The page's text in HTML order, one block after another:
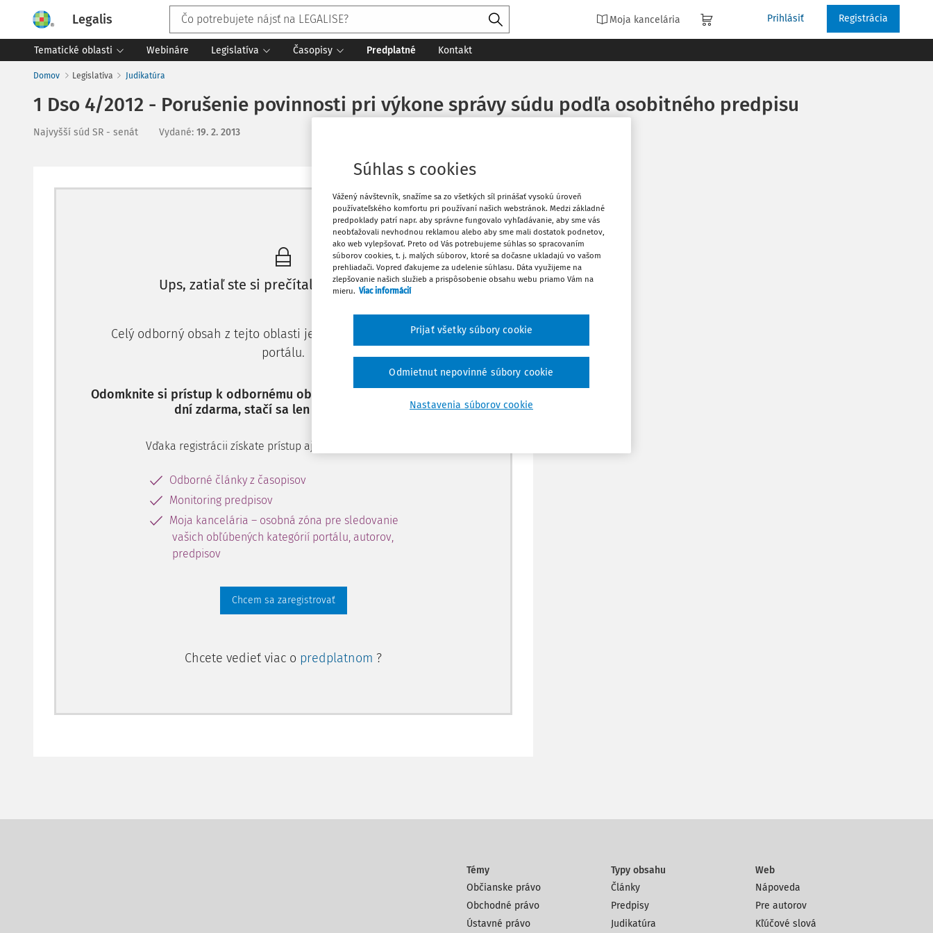
Legalis Moja kancelária Prihlásiť Registrácia
Tematické oblasti Webináre Legislatíva Časopisy Predplatné Kontakt
Domov Legislatíva Judikatúra
1 Dso 4/2012 - Porušenie povinnosti pri výkone správy súdu podľa osobitného predpisu
Najvyšší súd SR - senát Vydané: 19. 2. 2013
Máte predplatné? Prihláste sa
Ups, zatiaľ ste si prečítali len začiatok...
Celý odborný obsah z tejto oblasti je dostupný predplatiteľom
portálu.
Odomknite si prístup k odbornému obsahu a získajte prístup na 10
dní zdarma, stačí sa len zaregistrovať.
Vďaka registrácii získate prístup aj k vybranému obsahu:
Odborné články z časopisov
Monitoring predpisov
Moja kancelária – osobná zóna pre sledovanie
vašich obľúbených kategórií portálu, autorov,
predpisov
Chcem sa zaregistrovať
Chcete vedieť viac o predplatnom ?
Vytlačiť
Obľúbené
Stiahnuť
Témy
Občianske právo
Obchodné právo
Ústavné právo
Typy obsahu
Články
Predpisy
Judikatúra
Web
Nápoveda
Pre autorov
Kľúčové slová
Súhlas s cookies
Vážený návštevník, snažíme sa zo všetkých síl prinášať vysokú úroveň
používateľského komfortu pri používaní našich webstránok. Medzi základné
predpoklady patrí napr. aby správne fungovalo vyhľadávanie, aby sme vás
neobťažovali nevhodnou reklamou alebo aby sme mali dostatok podnetov,
ako web vylepšovať. Preto od Vás potrebujeme súhlas so spracovaním
súborov cookies, t. j. malých súborov, ktoré sa dočasne ukladajú vo vašom
prehliadači. Vopred ďakujeme za udelenie súhlasu. Dáta využijeme na
zlepšovanie našich služieb a prispôsobenie obsahu webu priamo Vám na
mieru. Viac informácií
Nastavenia súborov cookie
Odmietnut nepovinné súbory cookie
Prijať všetky súbory cookie